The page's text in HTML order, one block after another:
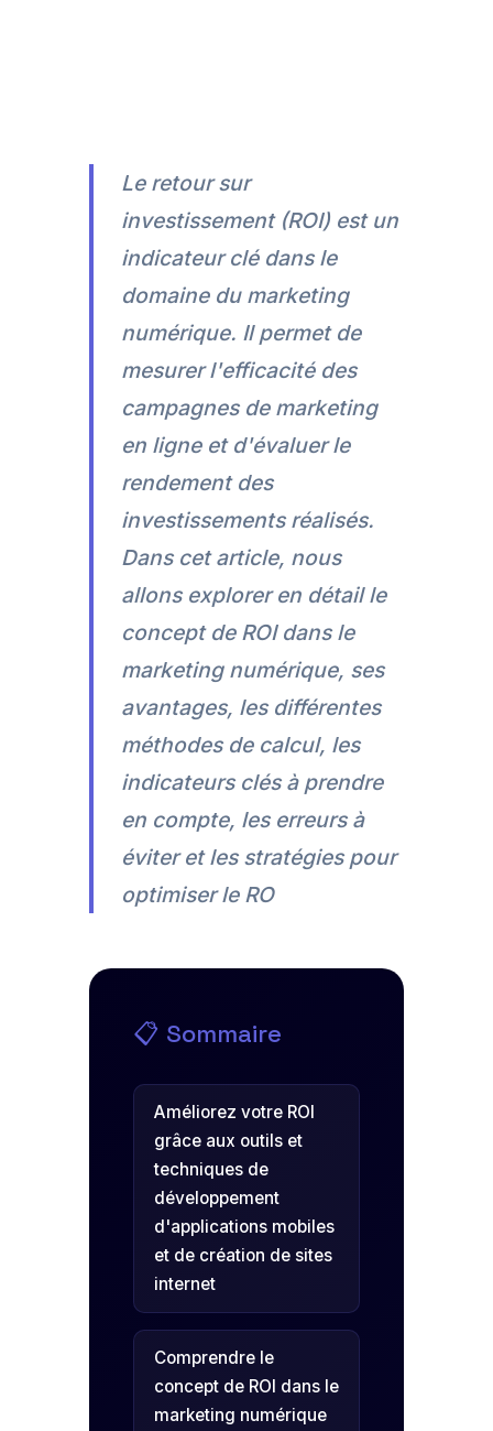
Le retour sur
investissement (ROI) est un
indicateur clé dans le
domaine du marketing
numérique. Il permet de
mesurer l'efficacité des
campagnes de marketing
en ligne et d'évaluer le
rendement des
investissements réalisés.
Dans cet article, nous
allons explorer en détail le
concept de ROI dans le
marketing numérique, ses
avantages, les différentes
méthodes de calcul, les
indicateurs clés à prendre
en compte, les erreurs à
éviter et les stratégies pour
optimiser le RO
📋 Sommaire
Améliorez votre ROI
grâce aux outils et
techniques de
développement
d'applications mobiles
et de création de sites
internet
Comprendre le
concept de ROI dans le
marketing numérique